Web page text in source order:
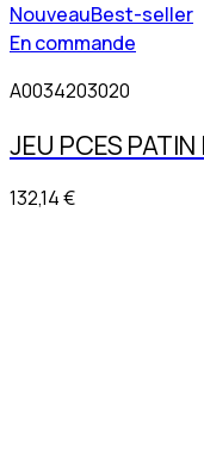
NouveauBest-seller
En commande
A0034203020
JEU PCES PATIN
132,14 €